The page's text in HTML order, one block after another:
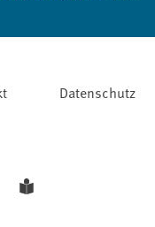
Datenschutz